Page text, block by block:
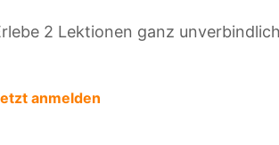
2 Lektionen ganz unverbindlich
anmelden